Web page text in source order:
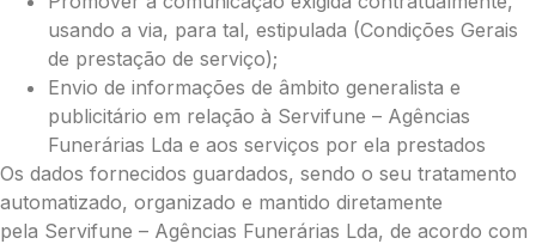
Mensagem a constar no cartão
Pedidos/Informações adicionais
usando a via, para tal, estipulada (Condições Gerais
de prestação de serviço);
Envio de informações de âmbito generalista e
publicitário em relação à Servifune – Agências
Funerárias Lda e aos serviços por ela prestados
Os dados fornecidos guardados, sendo o seu tratamento
automatizado, organizado e mantido diretamente
pela Servifune – Agências Funerárias Lda, de acordo com